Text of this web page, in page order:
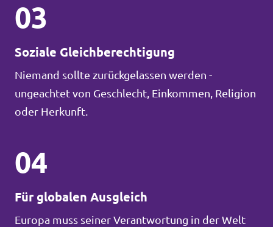
03
Soziale Gleichberechtigung
Niemand sollte zurückgelassen werden -
ungeachtet von Geschlecht, Einkommen, Religion
oder Herkunft.
04
Für globalen Ausgleich
Europa muss seiner Verantwortung in der Welt